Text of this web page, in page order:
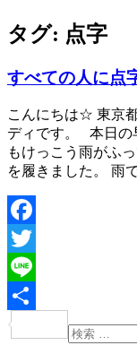
タグ: 点字
すべての人に点
こんにちは☆ 東京
ディです。 本日の
もけっこう雨がふ
を履きました。 雨
Facebook
Twitter
Line
共
投
検